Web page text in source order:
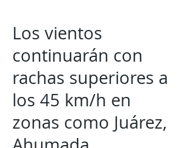
Los vientos
continuarán con
rachas superiores a
los 45 km/h en
zonas como Juárez,